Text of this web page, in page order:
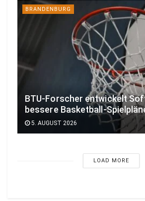
BRANDENBURG
BTU-Forscher entwickelt
bessere Basketball-
5. AUGUST 2026
LOAD MORE